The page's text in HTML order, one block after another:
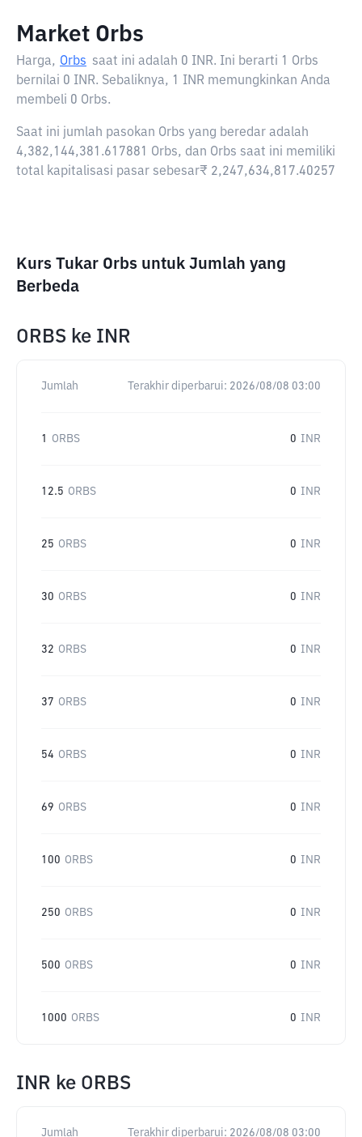
Market Orbs
Harga, Orbs saat ini adalah 0 INR. Ini berarti 1 Orbs
bernilai 0 INR. Sebaliknya, 1 INR memungkinkan Anda
membeli 0 Orbs.
Saat ini jumlah pasokan Orbs yang beredar adalah
4,382,144,381.617881 Orbs, dan Orbs saat ini memiliki
total kapitalisasi pasar sebesar₹ 2,247,634,817.40257
Kurs Tukar Orbs untuk Jumlah yang
Berbeda
ORBS ke INR
Jumlah Terakhir diperbarui: 2026/08/08 03:00
1 ORBS 0 INR
12.5 ORBS 0 INR
25 ORBS 0 INR
30 ORBS 0 INR
32 ORBS 0 INR
37 ORBS 0 INR
54 ORBS 0 INR
69 ORBS 0 INR
100 ORBS 0 INR
250 ORBS 0 INR
500 ORBS 0 INR
1000 ORBS 0 INR
INR ke ORBS
Jumlah Terakhir diperbarui: 2026/08/08 03:00